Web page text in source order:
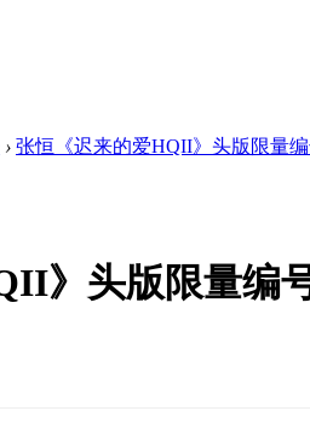
› 张恒《迟来的爱HQII》头版限量
》头版限量编